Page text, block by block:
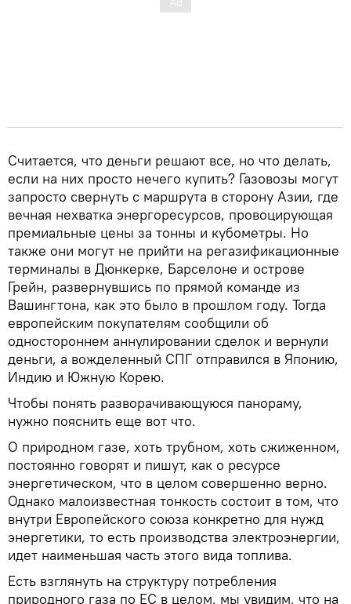
Считается, что деньги решают все, но что делать,
если на них просто нечего купить? Газовозы могут
запросто свернуть с маршрута в сторону Азии, где
вечная нехватка энергоресурсов, провоцирующая
премиальные цены за тонны и кубометры. Но
также они могут не прийти на регазификационные
терминалы в Дюнкерке, Барселоне и острове
Грейн, развернувшись по прямой команде из
Вашингтона, как это было в прошлом году. Тогда
европейским покупателям сообщили об
одностороннем аннулировании сделок и вернули
деньги, а вожделенный СПГ отправился в Японию,
Индию и Южную Корею.
Чтобы понять разворачивающуюся панораму,
нужно пояснить еще вот что.
О природном газе, хоть трубном, хоть сжиженном,
постоянно говорят и пишут, как о ресурсе
энергетическом, что в целом совершенно верно.
Однако малоизвестная тонкость состоит в том, что
внутри Европейского союза конкретно для нужд
энергетики, то есть производства электроэнергии,
идет наименьшая часть этого вида топлива.
Есть взглянуть на структуру потребления
природного газа по ЕС в целом, мы увидим, что на